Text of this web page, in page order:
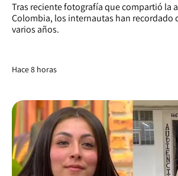
Tras reciente fotografía que compartió la
Colombia, los internautas han recordado
varios años.
Hace 8 horas